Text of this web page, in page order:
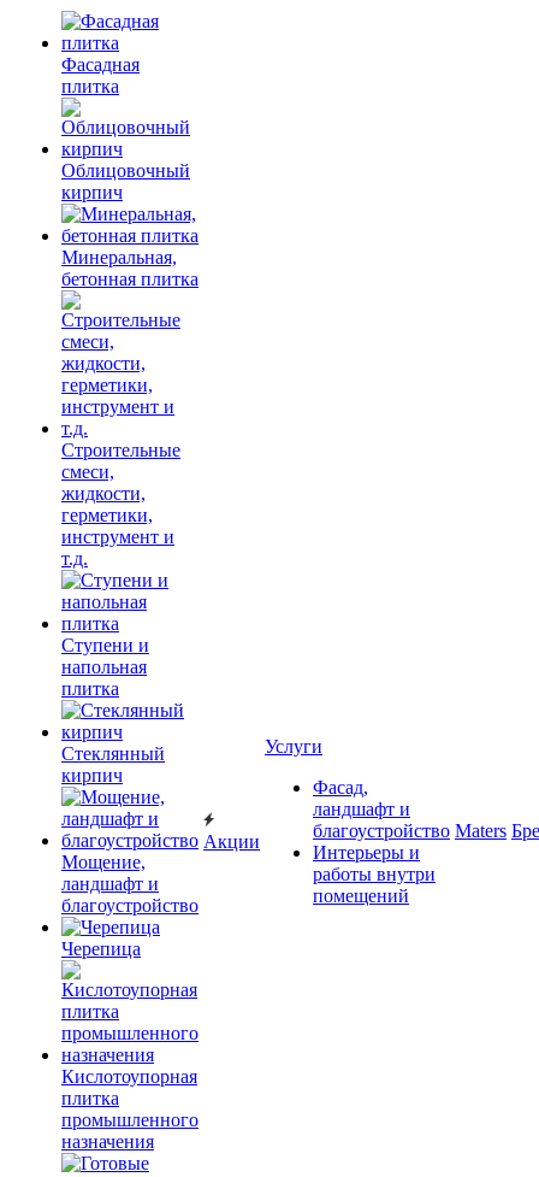
Фасадная
плитка
Облицовочный
кирпич
Минеральная,
бетонная плитка
Строительные
смеси,
жидкости,
герметики,
инструмент и
т.д.
Ступени и
напольная
плитка
Cтеклянный
кирпич
Мощение,
ландшафт и
благоустройство
Черепица
Кислотоупорная
плитка
промышленного
назначения
Акции
Услуги
Фасад,
ландшафт и
благоустройство
Интерьеры и
работы внутри
помещений
Maters